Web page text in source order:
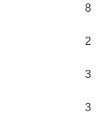
8
2
3
3